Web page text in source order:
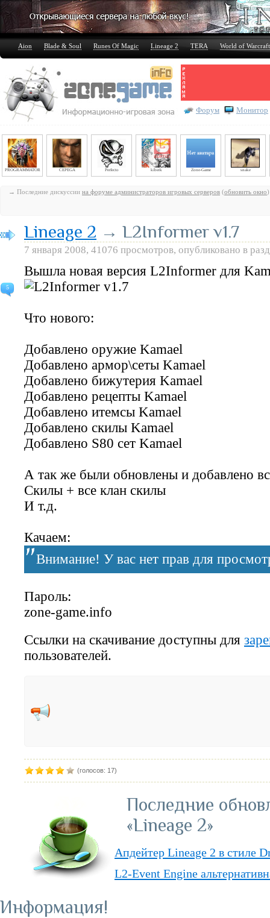
Aion Blade & Soul Runes Of Magic Lineage 2 TERA World of Warcraft
Форум Монитор
PROGRAMMATOR CEPEGA Perfecto kiberk Zone-Game snake
→ Последние дискуссии на форуме администраторов игровых серверов (обновить окно)
5
Lineage 2 → L2Informer v1.7
7 января 2008, 41076 просмотров, опубликовано в
Вышла новая версия L2Informer для
Что нового:
Добавлено оружие Kamael
Добавлено армор\сеты Kamael
Добавлено бижутерия Kamael
Добавлено рецепты Kamael
Добавлено итемсы Kamael
Добавлено скилы Kamael
Добавлено S80 сет Kamael
А так же были обновлены и добавлено
Скилы + все клан скилы
И т.д.
Качаем:
Внимание! У вас нет прав для
Пароль:
zone-game.info
Ссылки на скачивание доступны для
пользователей.
(голосов: 17)
Последние
«Lineage 2»
Апдейтер Lineage 2 в стиле
L2-Event Engine
Информация